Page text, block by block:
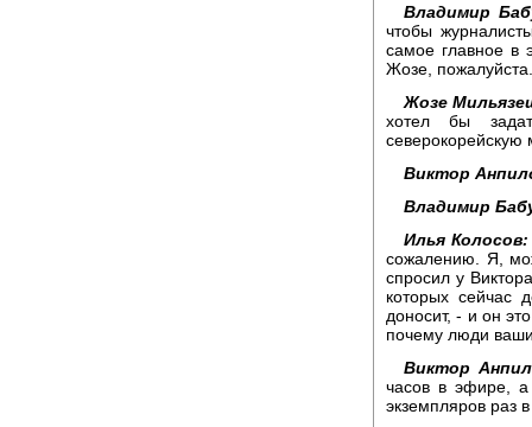
Владимир
чтобы
самое главное в
Жозе, пожалуйста.
Жозе
хотел бы
северокорейскую
Виктор
Владимир
Илья Колосов:
сожалению. Я,
спросил у
которых сейчас
доносит, - и он
почему люди
Виктор
часов в эфире,
экземпляров раз